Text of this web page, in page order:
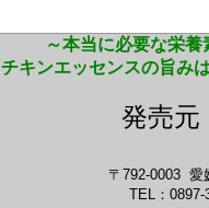
～本当に必要な栄
チキンエッセンスの旨み
発売
〒792-0003 愛
TEL：